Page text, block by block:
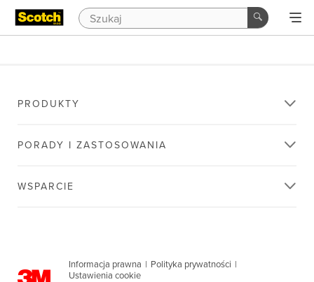
PRODUKTY
PORADY I ZASTOSOWANIA
WSPARCIE
Informacja prawna | Polityka prywatności |
Ustawienia cookie